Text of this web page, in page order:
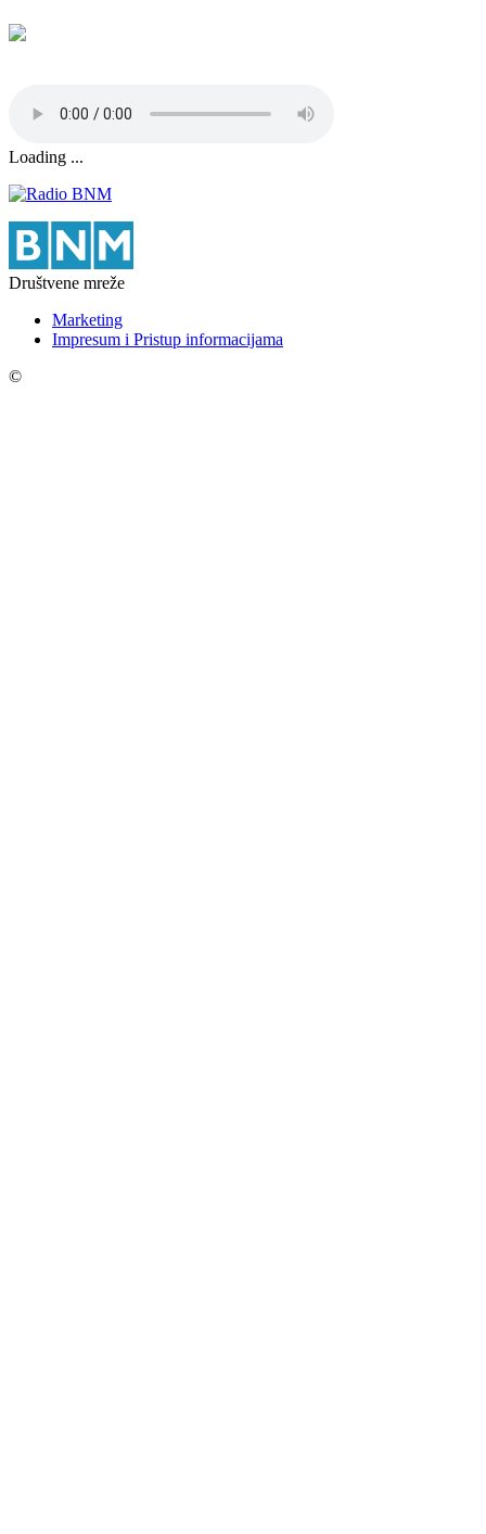
Loading ...
Društvene mreže
Marketing
Impresum i Pristup informacijama
©